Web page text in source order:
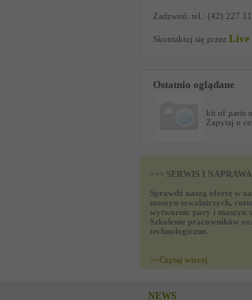
Zadzwoń: tel.: (42) 227
Skontaktuj się przez Live
Ostatnio oglądane
kit of parts
Zapytaj o
>>> SERWIS I NAPRAWA
Sprawdź naszą ofertę w
maszyn szwalniczych,
wytwornic pary i maszyn
Szkolenie pracowników
technologiczne.
>>Czytaj wiecej
NEWS